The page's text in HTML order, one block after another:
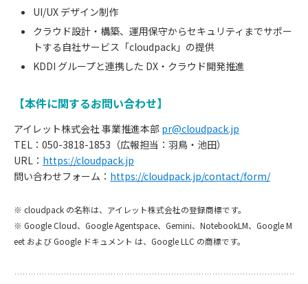
UI/UX デザイン制作
クラウド設計・構築、運用保守からセキュリティまでサポー
トする自社サービス「cloudpack」の提供
KDDI グループと連携した DX・クラウド開発推進
【本件に関するお問い合わせ】
アイレット株式会社 事業推進本部 pr@cloudpack.jp
TEL：050-3818-1853（広報担当：羽鳥・池田）
URL： https://cloudpack.jp
問い合わせフォーム： https://cloudpack.jp/contact/form/
※ cloudpack の名称は、アイレット株式会社の登録商標です。
※ Google Cloud、Google Agentspace、Gemini、NotebookLM、Google M
eet および Google ドキュメント は、Google LLC の商標です。
ら
せ